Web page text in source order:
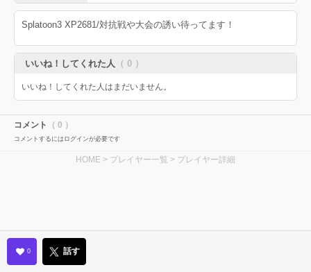
Splatoon3 XP2681/対抗戦や大会の誘い待ってます！
いいね！してくれた人 （ 0 ）
いいね！してくれた人はまだいません。
コメント （ 0 ）
コメントするにはログインが必要です
HOME > プレイヤー一覧 > プレイヤー詳細
0 話す